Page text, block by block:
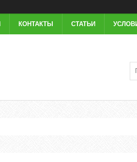
КОНТАКТЫ СТАТЬИ